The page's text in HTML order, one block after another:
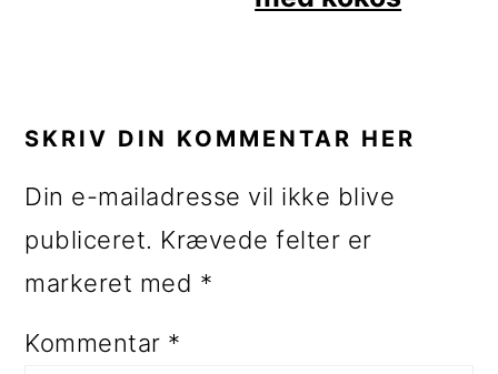
SKRIV DIN KOMMENTAR HER
Din e-mailadresse vil ikke blive
publiceret. Krævede felter er
markeret med *
Kommentar *